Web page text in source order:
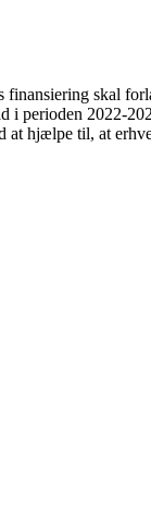
skal
perioden 2022-
hjælpe til, at